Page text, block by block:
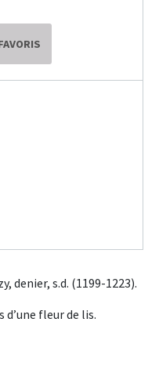
denier, s.d. (1199-1223).
d’une fleur de lis.